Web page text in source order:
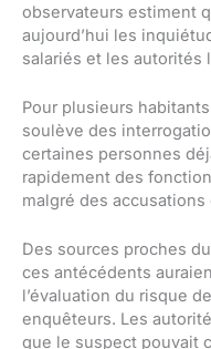
observateurs estiment
aujourd’hui les
salariés et les autorités
Pour plusieurs
soulève des
certaines personnes
rapidement des
malgré des accusations
Des sources proches
ces antécédents
l’évaluation du risque
enquêteurs. Les
que le suspect pouvait